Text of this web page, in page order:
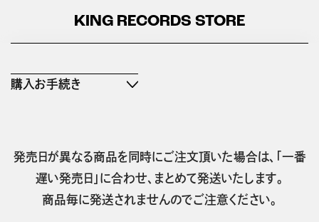
KING RECORDS STORE
購入お手続き
発売日が異なる商品を同時にご注文頂いた場合は、「一番
遅い発売日」に合わせ、まとめて発送いたします。
商品毎に発送されませんのでご注意ください。